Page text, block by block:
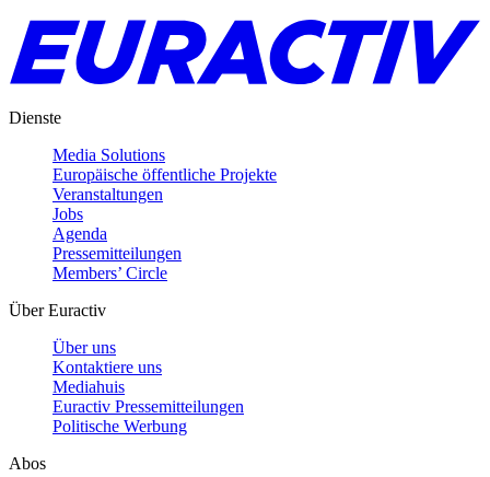
Dienste
Media Solutions
Europäische öffentliche Projekte
Veranstaltungen
Jobs
Agenda
Pressemitteilungen
Members’ Circle
Über Euractiv
Über uns
Kontaktiere uns
Mediahuis
Euractiv Pressemitteilungen
Politische Werbung
Abos